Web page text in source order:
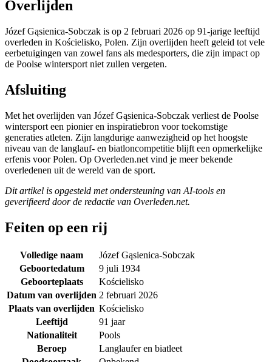
Overlijden
Józef Gąsienica-Sobczak is op 2 februari 2026 op 91-jarige leeftijd
overleden in Kościelisko, Polen. Zijn overlijden heeft geleid tot vele
eerbetuigingen van zowel fans als medesporters, die zijn impact op
de Poolse wintersport niet zullen vergeten.
Afsluiting
Met het overlijden van Józef Gąsienica-Sobczak verliest de Poolse
wintersport een pionier en inspiratiebron voor toekomstige
generaties atleten. Zijn langdurige aanwezigheid op het hoogste
niveau van de langlauf- en biatloncompetitie blijft een opmerkelijke
erfenis voor Polen. Op Overleden.net vind je meer bekende
overledenen uit de wereld van de sport.
Dit artikel is opgesteld met ondersteuning van AI-tools en
geverifieerd door de redactie van Overleden.net.
Feiten op een rij
Volledige naam
Józef Gąsienica-Sobczak
Geboortedatum
9 juli 1934
Geboorteplaats
Kościelisko
Datum van overlijden 2 februari 2026
Plaats van overlijden Kościelisko
Leeftijd
91 jaar
Nationaliteit
Pools
Beroep
Langlaufer en biatleet